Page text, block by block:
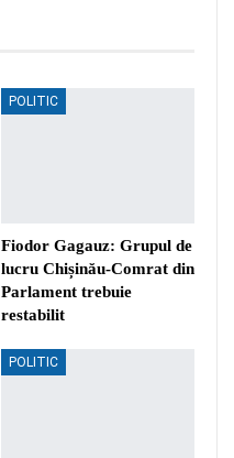
POLITIC
Fiodor Gagauz: Grupul de
lucru Chișinău-Comrat din
Parlament trebuie
restabilit
POLITIC